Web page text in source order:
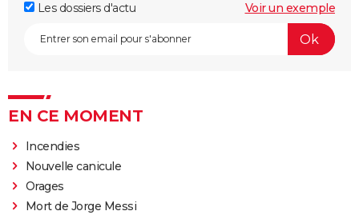
Les dossiers d'actu
Voir un exemple
EN CE MOMENT
Incendies
Nouvelle canicule
Orages
Mort de Jorge Messi